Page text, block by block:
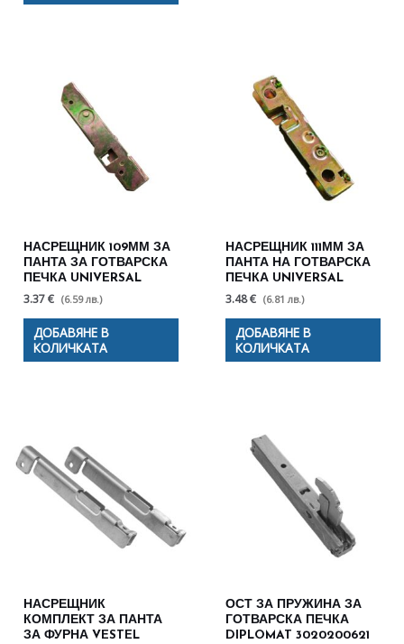
НАСРЕЩНИК 109ММ ЗА
ПАНТА ЗА ГОТВАРСКА
ПЕЧКА UNIVERSAL
3.37 € (6.59 лв.)
ДОБАВЯНЕ В
КОЛИЧКАТА
НАСРЕЩНИК 111ММ ЗА
ПАНТА НА ГОТВАРСКА
ПЕЧКА UNIVERSAL
3.48 € (6.81 лв.)
ДОБАВЯНЕ В
КОЛИЧКАТА
НАСРЕЩНИК
КОМПЛЕКТ ЗА ПАНТА
ЗА ФУРНА VESTEL
ОСТ ЗА ПРУЖИНА ЗА
ГОТВАРСКА ПЕЧКА
DIPLOMAT 3020200621